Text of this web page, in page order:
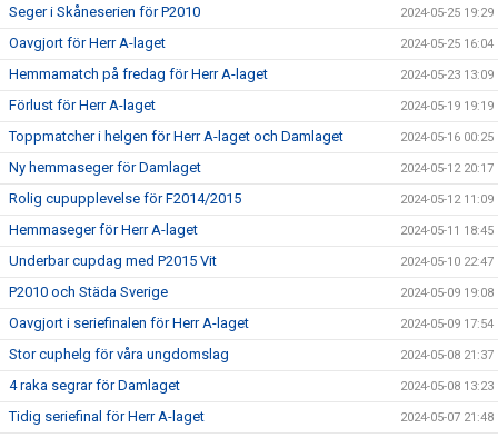
Seger i Skåneserien för P2010 2024-05-25 19:29
Oavgjort för Herr A-laget 2024-05-25 16:04
Hemmamatch på fredag för Herr A-laget 2024-05-23 13:09
Förlust för Herr A-laget 2024-05-19 19:19
Toppmatcher i helgen för Herr A-laget och Damlaget 2024-05-16 00:25
Ny hemmaseger för Damlaget 2024-05-12 20:17
Rolig cupupplevelse för F2014/2015 2024-05-12 11:09
Hemmaseger för Herr A-laget 2024-05-11 18:45
Underbar cupdag med P2015 Vit 2024-05-10 22:47
P2010 och Städa Sverige 2024-05-09 19:08
Oavgjort i seriefinalen för Herr A-laget 2024-05-09 17:54
Stor cuphelg för våra ungdomslag 2024-05-08 21:37
4 raka segrar för Damlaget 2024-05-08 13:23
Tidig seriefinal för Herr A-laget 2024-05-07 21:48